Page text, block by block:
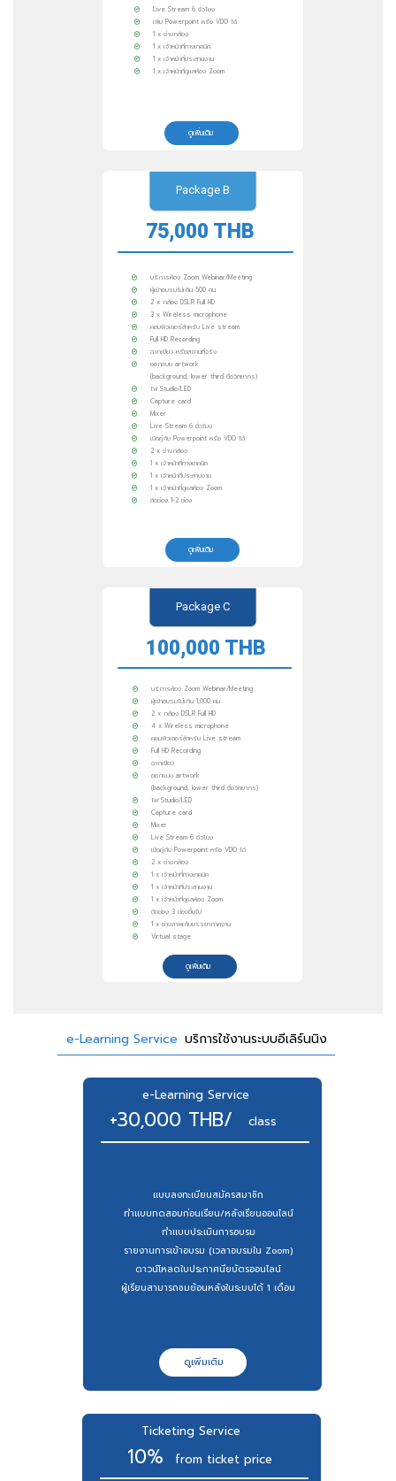
Live Stream 6 ชั่วโมง
เพิ่ม Powerpoint หรือ VDO ได้
1 x ช่างกล้อง
1 x เจ้าหน้าที่ทางเทคนิค
1 x เจ้าหน้าที่ประสานงาน
1 x เจ้าหน้าที่ดูแลห้อง Zoom
ดูเพิ่มเติม
บริการห้อง Zoom Webinar/Meeting
ผู้เข้าอบรมไม่เกิน 500 คน
2 x กล้อง DSLR Full HD
3 x Wireless microphone
คอมพิวเตอร์สำหรับ Live stream
Full HD Recording
ฉากเขียว หรือสถานที่จริง
ออกแบบ artwork
(background, lower third ชื่อวิทยากร)
ไฟ Studio/LED
Capture card
Mixer
Live Stream 6 ชั่วโมง
เปิดคู่กับ Powerpoint หรือ VDO ได้
2 x ช่างกล้อง
1 x เจ้าหน้าที่ทางเทคนิค
1 x เจ้าหน้าที่ประสานงาน
1 x เจ้าหน้าที่ดูแลห้อง Zoom
ตัดช่อง 1-2 ช่อง
ดูเพิ่มเติม
Package B
75,000 THB
บริการห้อง Zoom Webinar/Meeting
ผู้เข้าอบรมไม่เกิน 1,000 คน
2 x กล้อง DSLR Full HD
4 x Wireless microphone
คอมพิวเตอร์สำหรับ Live stream
Full HD Recording
ฉากเขียว
ออกแบบ artwork
(background, lower third ชื่อวิทยากร)
ไฟ Studio/LED
Capture card
Mixer
Live Stream 6 ชั่วโมง
เปิดคู่กับ Powerpoint หรือ VDO ได้
2 x ช่างกล้อง
1 x เจ้าหน้าที่ทางเทคนิค
1 x เจ้าหน้าที่ประสานงาน
1 x เจ้าหน้าที่ดูแลห้อง Zoom
ตัดช่อง 3 ช่องขึ้นไป
1 x ช่างภาพเก็บบรรยากาศงาน
Virtual stage
ดูเพิ่มเติม
Package C
100,000 THB
บริการใช้งานระบบอีเลิร์นนิง
e-Learning Service
ดูเพิ่มเติม
class
+30,000 THB/
e-Learning Service
แบบลงทะเบียนสมัครสมาชิก
ทำแบบทดสอบก่อนเรียน/หลังเรียนออนไลน์
ทำแบบประเมินการอบรม
รายงานการเข้าอบรม (เวลาอบรมใน Zoom)
ดาวน์โหลดใบประกาศนียบัตรออนไลน์
ผู้เรียนสามารถชมย้อนหลังในระบบได้ 1 เดือน
ดูเพิ่มเติม
10% from ticket price
Ticketing Service